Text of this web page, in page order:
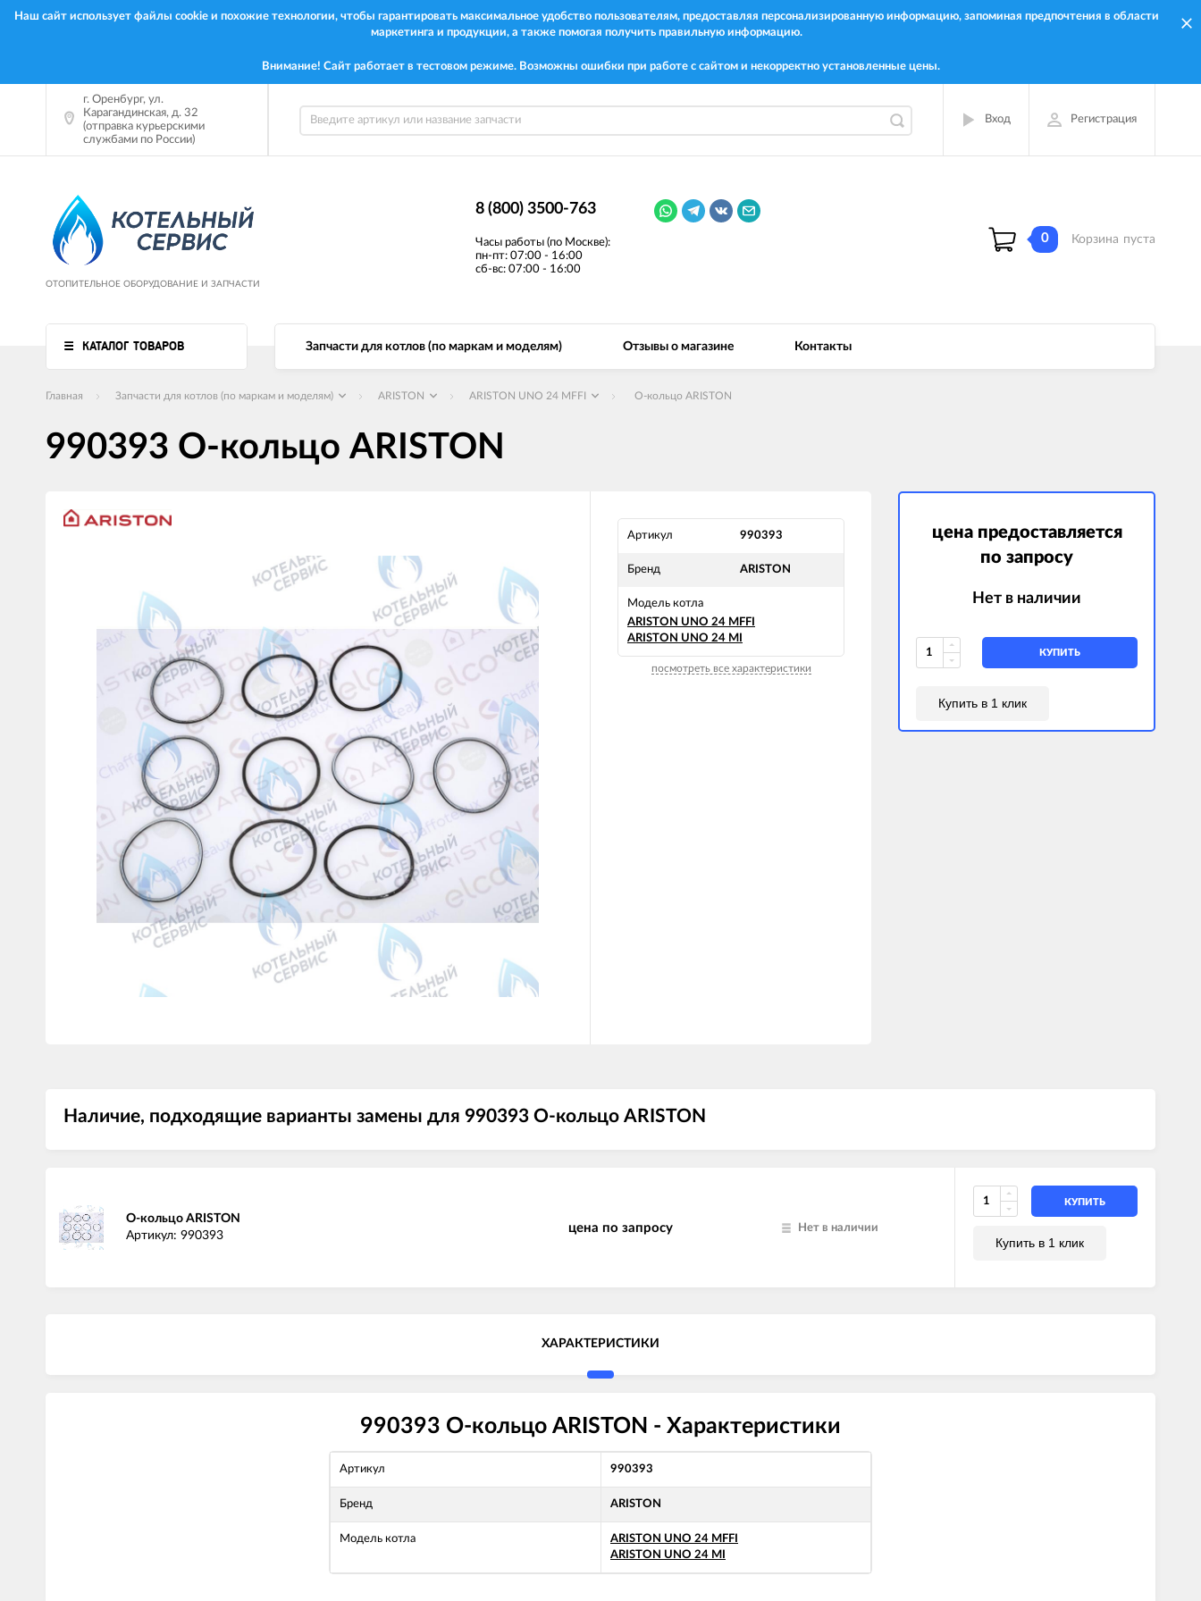
Наш сайт использует файлы cookie и похожие технологии, чтобы гарантировать максимальное удобство пользователям, предоставляя персонализированную информацию, запоминая предпочтения в области
маркетинга и продукции, а также помогая получить правильную информацию.
Внимание! Сайт работает в тестовом режиме. Возможны ошибки при работе с сайтом и некорректно установленные цены.
г. Оренбург, ул.
Карагандинская, д. 32
(отправка курьерскими
службами по России)
Вход Регистрация
ОТОПИТЕЛЬНОЕ ОБОРУДОВАНИЕ И ЗАПЧАСТИ
8 (800) 3500-763
Часы работы (по Москве):
пн-пт: 07:00 - 16:00
сб-вс: 07:00 - 16:00
0 Корзина пуста
КАТАЛОГ ТОВАРОВ Запчасти для котлов (по маркам и моделям) Отзывы о магазине Контакты
Главная Запчасти для котлов (по маркам и моделям) ARISTON ARISTON UNO 24 MFFI О-кольцо ARISTON
990393 О-кольцо ARISTON
товаров
Артикул 990393
Бренд ARISTON
Модель котла
ARISTON UNO 24 MFFI
ARISTON UNO 24 MI
посмотреть все характеристики
цена предоставляется
по запросу
Нет в наличии
КУПИТЬ
Купить в 1 клик
Наличие, подходящие варианты замены для 990393 О-кольцо ARISTON
О-кольцо ARISTON
Артикул: 990393
цена по запросу Нет в наличии
КУПИТЬ
Купить в 1 клик
ХАРАКТЕРИСТИКИ
990393 О-кольцо ARISTON - Характеристики
Артикул 990393
Бренд ARISTON
Модель котла
ARISTON UNO 24 MFFI
ARISTON UNO 24 MI